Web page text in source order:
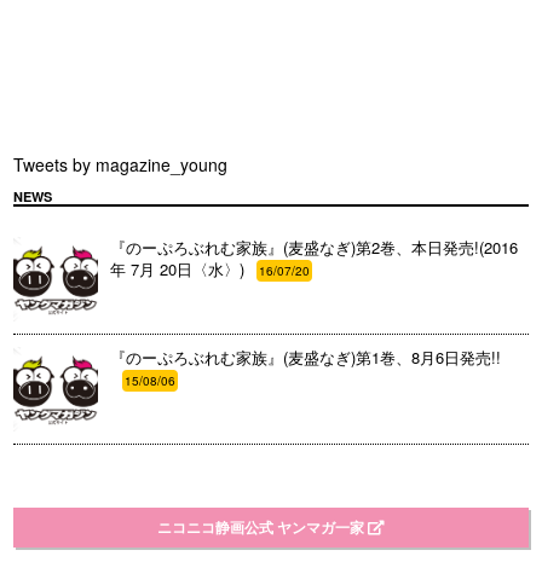
Tweets by magazine_young
NEWS
『のーぷろぶれむ家族』(麦盛なぎ)第2巻、本日発売!(2016
年 7月 20日〈水〉)
16/07/20
『のーぷろぶれむ家族』(麦盛なぎ)第1巻、8月6日発売!!
15/08/06
ニコニコ静画公式 ヤンマガ一家